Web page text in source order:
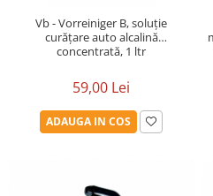
Vb - Vorreiniger B, soluție
curățare auto alcalină
concentrată, 1 ltr
59,00 Lei
ADAUGA IN COS